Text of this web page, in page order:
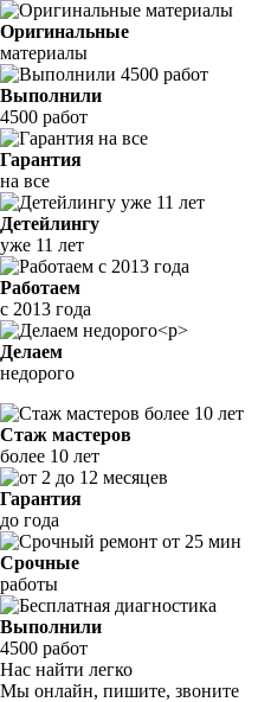
Оригинальные
материалы
Выполнили
4500 работ
Гарантия
на все
Детейлингу
уже 11 лет
Работаем
с 2013 года
Делаем
недорого
Стаж мастеров
более 10 лет
Гарантия
до года
Срочные
работы
Выполнили
4500 работ
Нас найти легко
Мы онлайн, пишите, звоните